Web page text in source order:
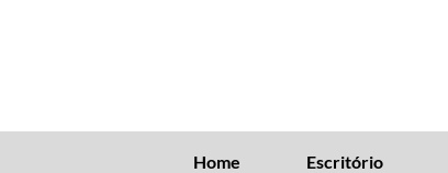
Home Escritório